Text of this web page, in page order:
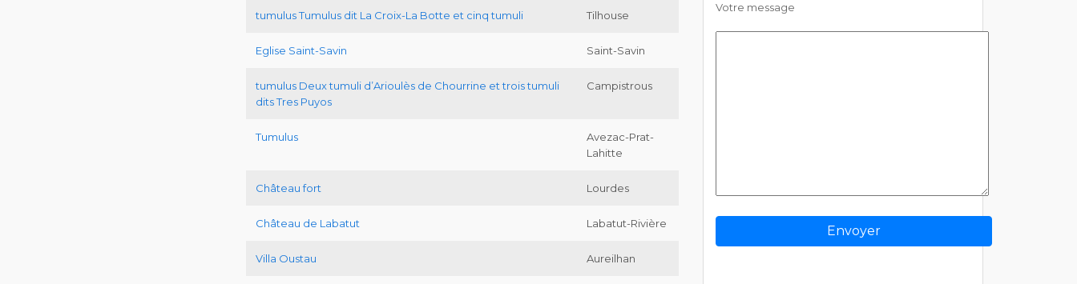
tumulus Tumulus dit La Croix-La Botte et cinq tumuli Tilhouse
Eglise Saint-Savin Saint-Savin
tumulus Deux tumuli d’Arioulès de Chourrine et trois tumuli
dits Tres Puyos
Campistrous
Tumulus
Avezac-Prat-
Lahitte
Château fort Lourdes
Château de Labatut Labatut-Rivière
Villa Oustau Aureilhan
Votre message